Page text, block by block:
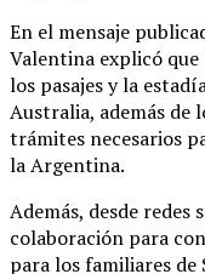
En el mensaje
Valentina explicó
los pasajes y la
Australia, además de
trámites necesarios
la Argentina.
Además, desde
colaboración para
para los familiares